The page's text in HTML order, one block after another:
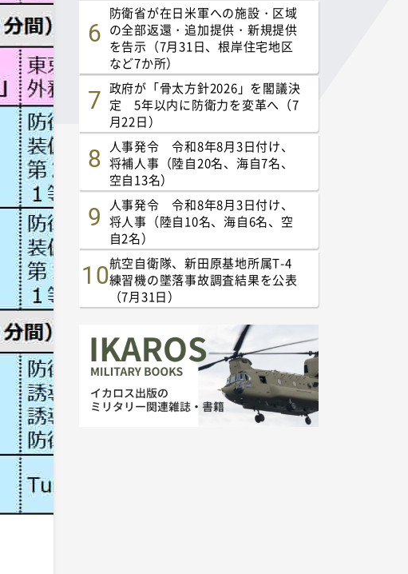
防衛省が在日米軍への施設・区域
の全部返還・追加提供・新規提供
を告示（7月31日、根岸住宅地区
など7か所）
政府が「骨太方針2026」を閣議決
定 5年以内に防衛力を変革へ（7
月22日）
人事発令 令和8年8月3日付け、
将補人事（陸自20名、海自7名、
空自13名）
人事発令 令和8年8月3日付け、
将人事（陸自10名、海自6名、空
自2名）
航空自衛隊、新田原基地所属T-4
練習機の墜落事故調査結果を公表
（7月31日）